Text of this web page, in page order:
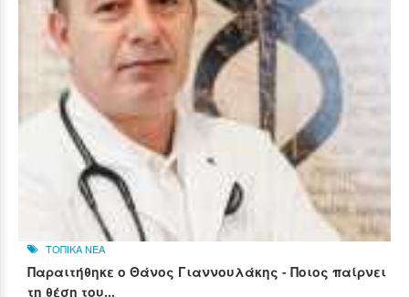
ΤΟΠΙΚΑ ΝΕΑ
Παραιτήθηκε ο Θάνος Γιαννουλάκης - Ποιος παίρνει
τη θέση του...